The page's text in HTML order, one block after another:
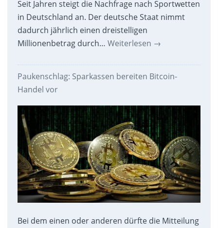
Seit Jahren steigt die Nachfrage nach Sportwetten
in Deutschland an. Der deutsche Staat nimmt
dadurch jährlich einen dreistelligen
Millionenbetrag durch… Weiterlesen →
Paukenschlag: Sparkassen bereiten Bitcoin-
Handel vor
Bei dem einen oder anderen dürfte die Mitteilung